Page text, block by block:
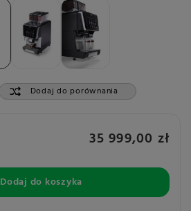
Dodaj do porównania
35 999,00 zł
Dodaj do koszyka